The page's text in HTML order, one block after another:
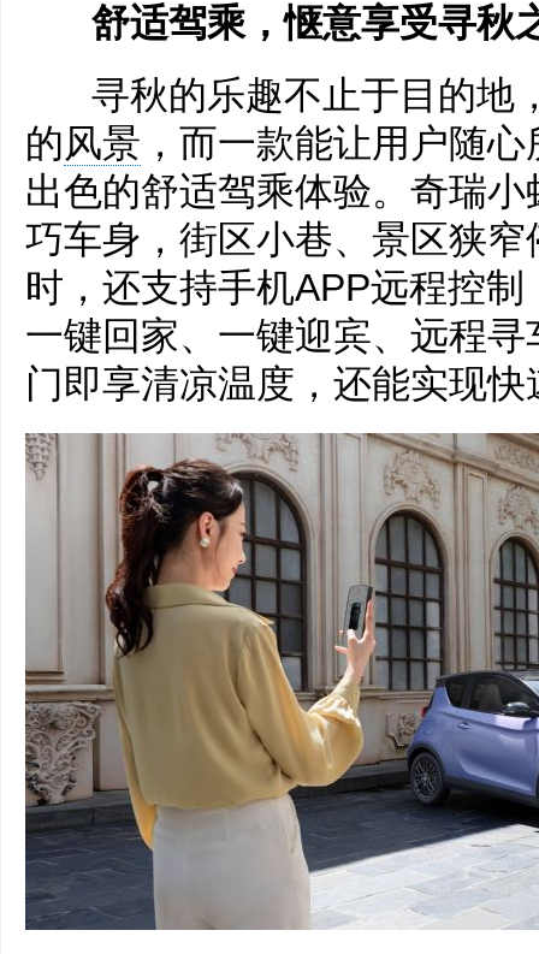
舒适驾乘，惬意享受寻秋
寻秋的乐趣不止于目的地
的风景 ，而一款能让用户随
出色的舒适驾乘体验。奇瑞
巧车身，街区小巷、景区狭
时，还支持手机APP远程控
一键回家、一键迎宾、远程
门即享清凉温度，还能实现